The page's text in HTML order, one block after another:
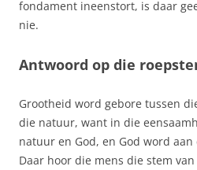
fondament ineenstort, is daar
nie.
Antwoord op die
Grootheid word gebore tussen
die natuur, want in die
natuur en God, en God word
Daar hoor die mens die stem